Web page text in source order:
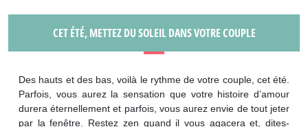
CET ÉTÉ, METTEZ DU SOLEIL DANS VOTRE COUPLE
Des hauts et des bas, voilà le rythme de votre couple, cet été.
Parfois, vous aurez la sensation que votre histoire d’amour
durera éternellement et parfois, vous aurez envie de tout jeter
par la fenêtre. Restez zen quand il vous agacera et, dites-